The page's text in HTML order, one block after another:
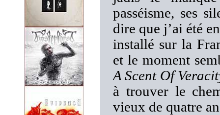
passéisme, ses
dire que j’ai été
installé sur la
et le moment
A Scent Of
à trouver le
vieux de quatre